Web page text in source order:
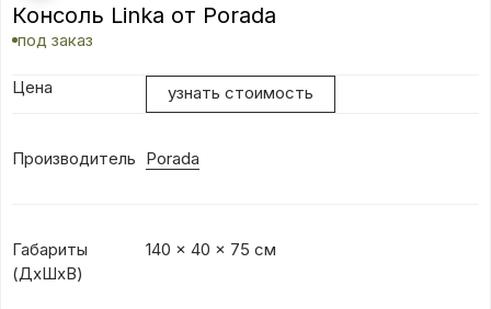
Консоль Linka от Porada
под заказ
Цена узнать стоимость
Производитель Porada
Габариты
(ДхШхВ)
140 x 40 x 75 см